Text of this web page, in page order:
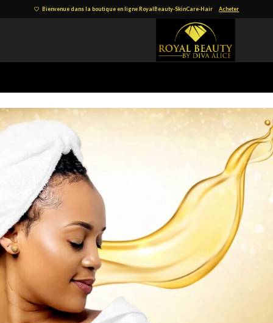
Bienvenue dans la boutique en ligne RoyalBeauty-SkinCare-Hair Acheter